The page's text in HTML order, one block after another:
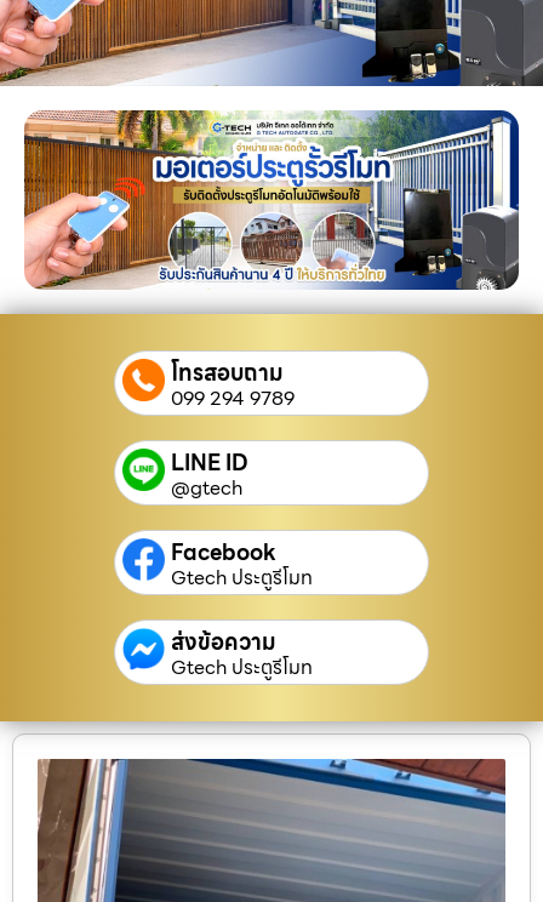
โทรสอบถาม
099 294 9789
LINE ID
@gtech
Facebook
Gtech ประตูรีโมท
ส่งข้อความ
Gtech ประตูรีโมท